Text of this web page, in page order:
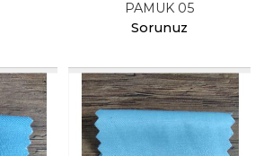
PAMUK 05
Sorunuz